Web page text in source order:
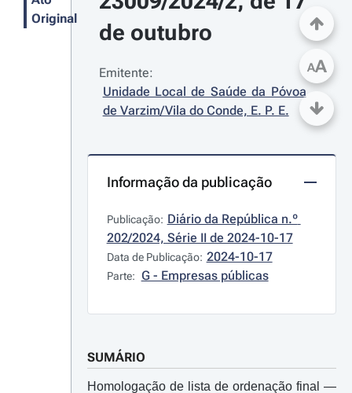
Original
de outubro
Emitente:
Unidade Local de Saúde da Póvoa
de Varzim/Vila do Conde, E. P. E.
Informação da publicação
Publicação: Diário da República n.º
202/2024, Série II de 2024-10-17
Data de Publicação: 2024-10-17
Parte: G - Empresas públicas
SUMÁRIO
Homologação de lista de ordenação final ―
AA